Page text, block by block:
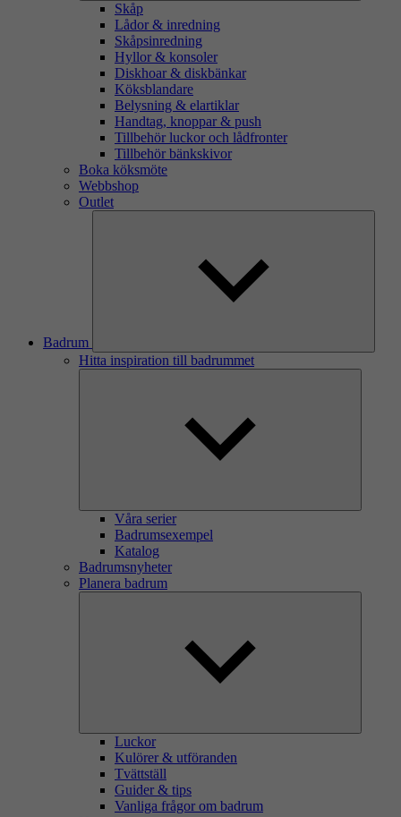
Skåp
Lådor & inredning
Skåpsinredning
Hyllor & konsoler
Diskhoar & diskbänkar
Köksblandare
Belysning & elartiklar
Handtag, knoppar & push
Tillbehör luckor och lådfronter
Tillbehör bänkskivor
Boka köksmöte
Webbshop
Outlet
Badrum
Hitta inspiration till badrummet
Våra serier
Badrumsexempel
Katalog
Badrumsnyheter
Planera badrum
Luckor
Kulörer & utföranden
Tvättställ
Guider & tips
Vanliga frågor om badrum